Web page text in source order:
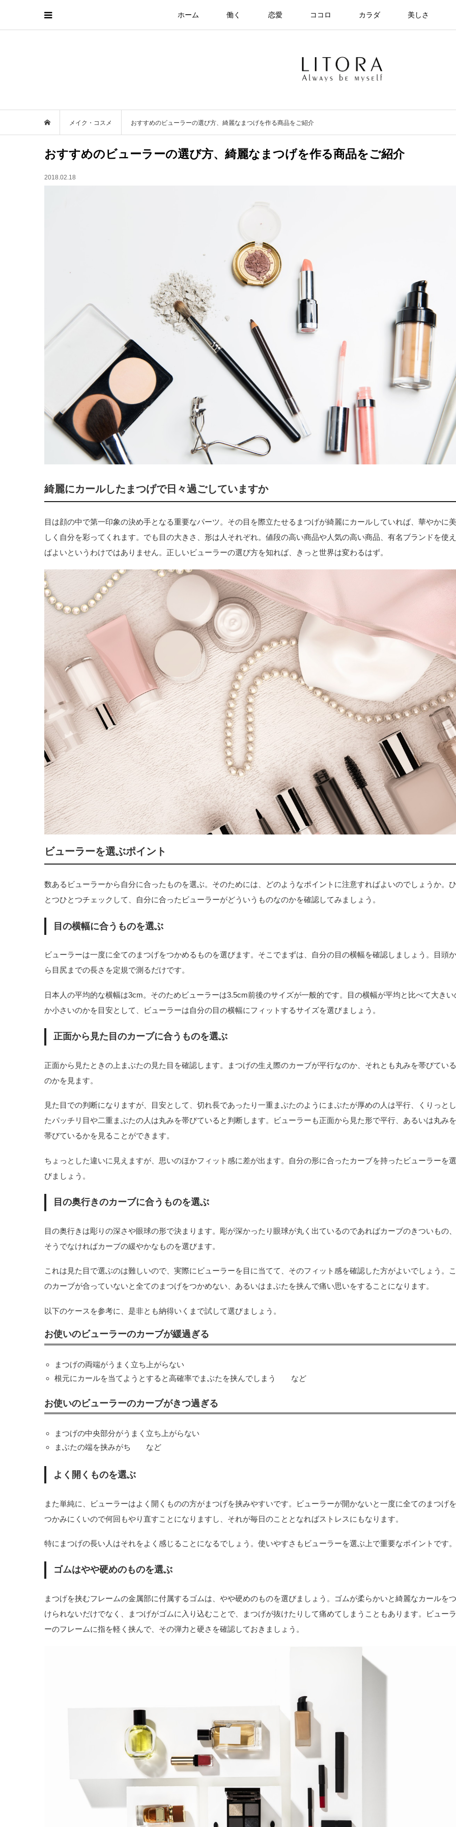
ホーム 働く 恋愛 ココロ カラダ 美しさ
メイク・コスメ おすすめのビューラーの選び方、綺麗なまつげを作る商品をご紹介
おすすめのビューラーの選び方、綺麗なまつげを作る商品をご紹介
2018.02.18
綺麗にカールしたまつげで日々過ごしていますか
目は顔の中で第一印象の決め手となる重要なパーツ。その目を際立たせるまつげが綺麗にカールしていれば、華やかに美
しく自分を彩ってくれます。でも目の大きさ、形は人それぞれ。値段の高い商品や人気の高い商品、有名ブランドを使え
ばよいというわけではありません。正しいビューラーの選び方を知れば、きっと世界は変わるはず。
ビューラーを選ぶポイント
数あるビューラーから自分に合ったものを選ぶ。そのためには、どのようなポイントに注意すればよいのでしょうか。ひ
とつひとつチェックして、自分に合ったビューラーがどういうものなのかを確認してみましょう。
目の横幅に合うものを選ぶ
ビューラーは一度に全てのまつげをつかめるものを選びます。そこでまずは、自分の目の横幅を確認しましょう。目頭か
ら目尻までの長さを定規で測るだけです。
日本人の平均的な横幅は3cm。そのためビューラーは3.5cm前後のサイズが一般的です。目の横幅が平均と比べて大きい
か小さいのかを目安として、ビューラーは自分の目の横幅にフィットするサイズを選びましょう。
正面から見た目のカーブに合うものを選ぶ
正面から見たときの上まぶたの見た目を確認します。まつげの生え際のカーブが平行なのか、それとも丸みを帯びている
のかを見ます。
見た目での判断になりますが、目安として、切れ長であったり一重まぶたのようにまぶたが厚めの人は平行、くりっとし
たパッチリ目や二重まぶたの人は丸みを帯びていると判断します。ビューラーも正面から見た形で平行、あるいは丸みを
帯びているかを見ることができます。
ちょっとした違いに見えますが、思いのほかフィット感に差が出ます。自分の形に合ったカーブを持ったビューラーを選
びましょう。
目の奥行きのカーブに合うものを選ぶ
目の奥行きは彫りの深さや眼球の形で決まります。彫が深かったり眼球が丸く出ているのであればカーブのきついもの、
そうでなければカーブの緩やかなものを選びます。
これは見た目で選ぶのは難しいので、実際にビューラーを目に当てて、そのフィット感を確認した方がよいでしょう。こ
のカーブが合っていないと全てのまつげをつかめない、あるいはまぶたを挟んで痛い思いをすることになります。
以下のケースを参考に、是非とも納得いくまで試して選びましょう。
お使いのビューラーのカーブが緩過ぎる
まつげの両端がうまく立ち上がらない
根元にカールを当てようとすると高確率でまぶたを挟んでしまう など
お使いのビューラーのカーブがきつ過ぎる
まつげの中央部分がうまく立ち上がらない
まぶたの端を挟みがち など
よく開くものを選ぶ
また単純に、ビューラーはよく開くものの方がまつげを挟みやすいです。ビューラーが開かないと一度に全てのまつげを
つかみにくいので何回もやり直すことになりますし、それが毎日のこととなればストレスにもなります。
特にまつげの長い人はそれをよく感じることになるでしょう。使いやすさもビューラーを選ぶ上で重要なポイントです。
ゴムはやや硬めのものを選ぶ
まつげを挟むフレームの金属部に付属するゴムは、やや硬めのものを選びましょう。ゴムが柔らかいと綺麗なカールをつ
けられないだけでなく、まつげがゴムに入り込むことで、まつげが抜けたりして痛めてしまうこともあります。ビューラ
ーのフレームに指を軽く挟んで、その弾力と硬さを確認しておきましょう。